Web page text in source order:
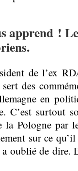
apprend !
de l’ex
des
en
C’est surtout
la Pologne par
sur ce
oublié de